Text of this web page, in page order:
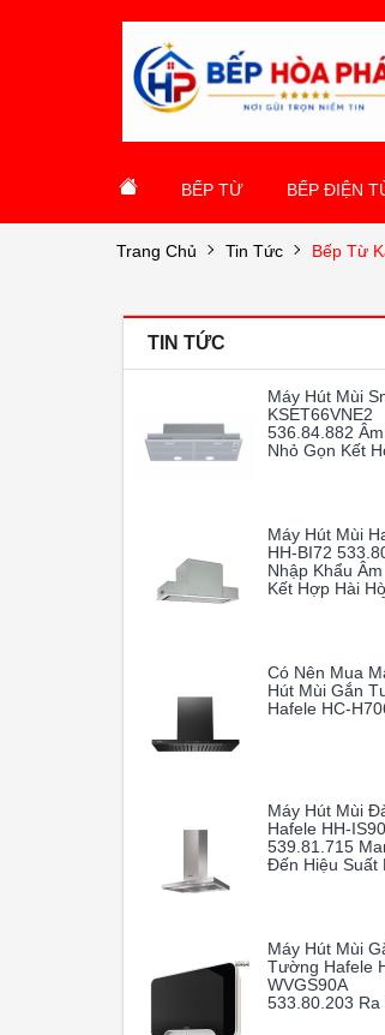
BẾP TỪ BẾP ĐIỆN
Trang Chủ Tin Tức Bếp Từ
TIN TỨC
Máy Hút Mùi
KSET66VNE2
536.84.882
Nhỏ Gọn Kết
Máy Hút Mùi
HH-BI72
Nhập Khẩu
Kết Hợp Hài
Có Nên Mua
Hút Mùi Gắn
Hafele HC-
Máy Hút Mùi
Hafele HH-
539.81.715
Đến Hiệu Suất
Luôn Thoáng
Và Trong Lành
Máy Hút Mùi
Tường Hafele
WVGS90A
533.80.203